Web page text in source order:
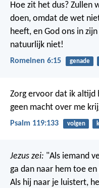
Hoe zit het dus? Zullen
doen, omdat de wet
heeft, en God ons in
natuurlijk niet!
Romeinen 6:15 genade
Zorg ervoor dat ik altijd
geen macht over me
Psalm 119:133 volgen
Jezus zei: "Als iemand
ga dan naar hem toe
Als hij naar je luistert,